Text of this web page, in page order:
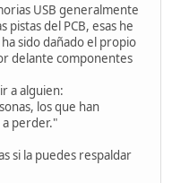
USB generalmente
pistas del PCB, esas he
sido dañado el propio
delante componentes
a alguien:
los que han
perder."
si la puedes respaldar